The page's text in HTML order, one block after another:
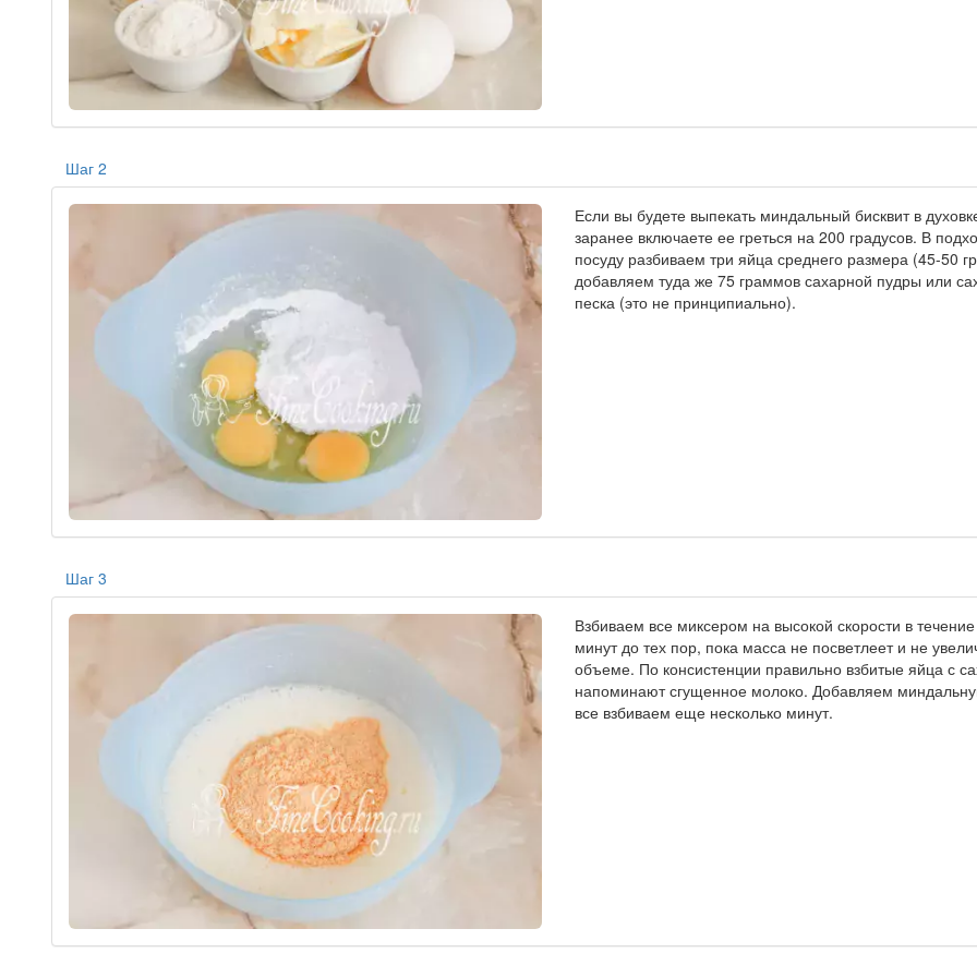
Шаг 2
Если вы будете выпекать миндальный бисквит в
заранее включаете ее греться на 200 градусов. В
посуду разбиваем три яйца среднего размера (45-50
добавляем туда же 75 граммов сахарной пудры или
песка (это не принципиально).
Шаг 3
Взбиваем все миксером на высокой скорости в
минут до тех пор, пока масса не посветлеет и не
объеме. По консистенции правильно взбитые яйца с
напоминают сгущенное молоко. Добавляем
все взбиваем еще несколько минут.